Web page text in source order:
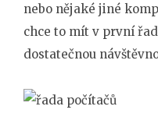
nebo nějaké jiné
chce to mít v první
dostatečnou